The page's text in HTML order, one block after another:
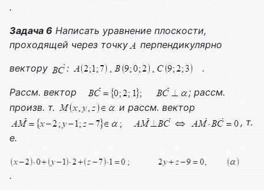
.
Задача 6 Написать уравнение плоскости,
проходящей через точку
перпендикулярно
вектору
: .
Рассм. вектор
; рассм.
произв. т.
и рассм. вектор
, т.
е.
.